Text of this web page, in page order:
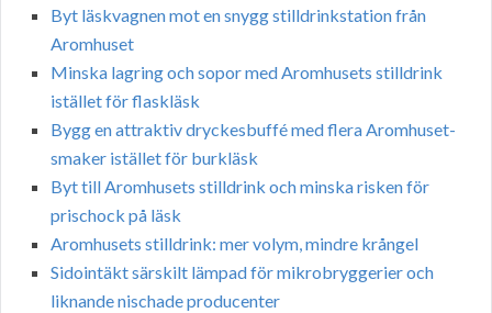
Byt läskvagnen mot en snygg stilldrinkstation från
Aromhuset
Minska lagring och sopor med Aromhusets stilldrink
istället för flaskläsk
Bygg en attraktiv dryckesbuffé med flera Aromhuset-
smaker istället för burkläsk
Byt till Aromhusets stilldrink och minska risken för
prischock på läsk
Aromhusets stilldrink: mer volym, mindre krångel
Sidointäkt särskilt lämpad för mikrobryggerier och
liknande nischade producenter